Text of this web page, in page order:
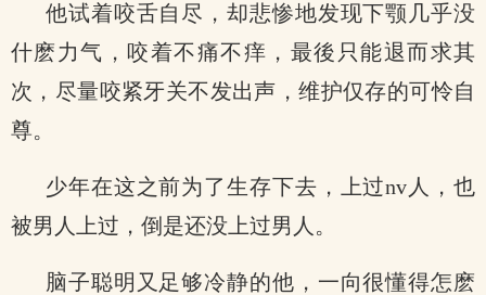
他试着咬舌自尽，却悲惨地发现下颚几乎没
什麽力气，咬着不痛不痒，最後只能退而求其
次，尽量咬紧牙关不发出声，维护仅存的可怜自
尊。
少年在这之前为了生存下去，上过nv人，也
被男人上过，倒是还没上过男人。
脑子聪明又足够冷静的他，一向很懂得怎麽